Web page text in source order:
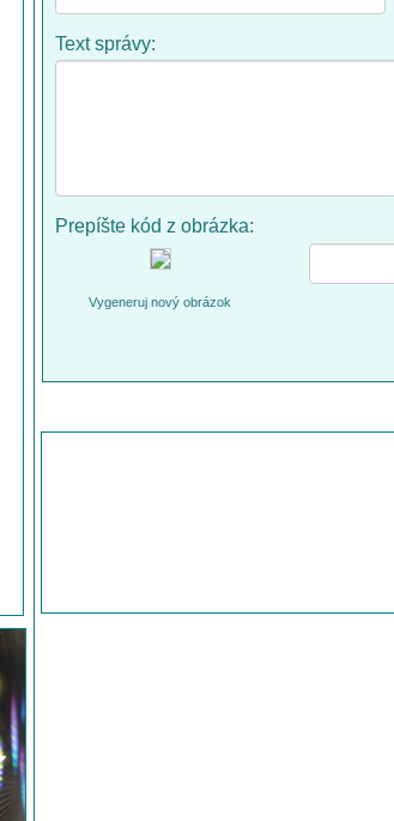
Text správy:
Prepíšte kód z obrázka:
Vygeneruj nový obrázok